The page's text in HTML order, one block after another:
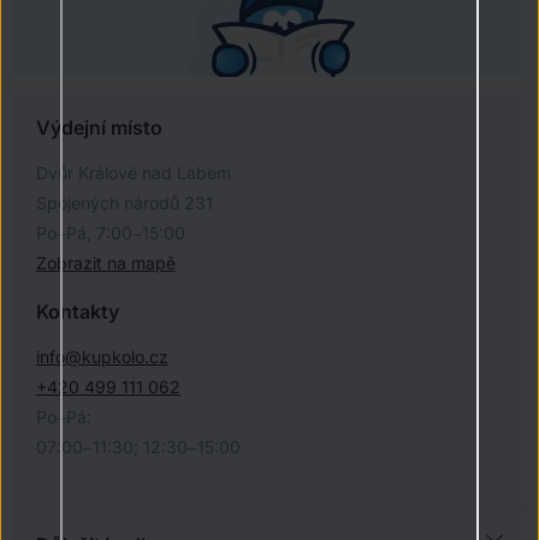
Kontakty
info@kupkolo.cz
+420 499 111 062
Po–Pá:
07:00–11:30; 12:30–15:00
Výdejní místo
Dvůr Králové nad Labem
Spojených národů 231
Po–Pá, 7:00–15:00
Zobrazit na mapě